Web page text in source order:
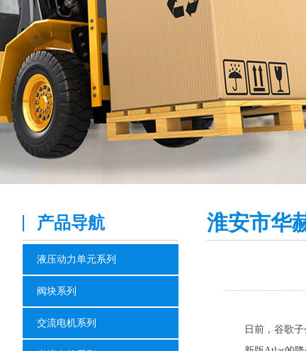
产品导航
液压动力单元系列
阀块系列
交流电机系列
淮安市华
日前，谷歌子公